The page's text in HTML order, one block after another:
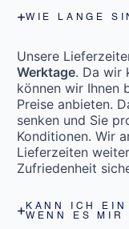
WIE LANGE
Unsere
Werktage. Da wir
können wir Ihnen
Preise anbieten.
senken und Sie
Konditionen. Wir
Lieferzeiten
Zufriedenheit
KANN ICH EIN
WENN ES MIR